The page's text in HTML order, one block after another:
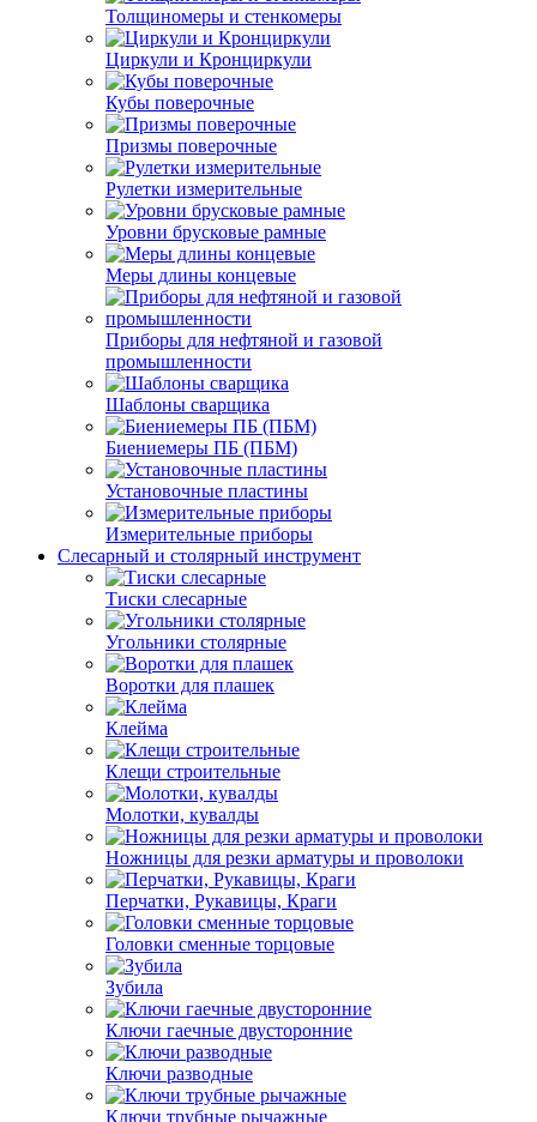
Толщиномеры и стенкомеры
Циркули и Кронциркули
Кубы поверочные
Призмы поверочные
Рулетки измерительные
Уровни брусковые рамные
Меры длины концевые
Приборы для нефтяной и газовой
промышленности
Шаблоны сварщика
Биениемеры ПБ (ПБМ)
Установочные пластины
Измерительные приборы
Слесарный и столярный инструмент
Тиски слесарные
Угольники столярные
Воротки для плашек
Клейма
Клещи строительные
Молотки, кувалды
Ножницы для резки арматуры и проволоки
Перчатки, Рукавицы, Краги
Головки сменные торцовые
Зубила
Ключи гаечные двусторонние
Ключи разводные
Ключи трубные рычажные